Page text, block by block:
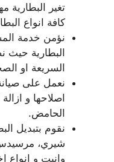
تغير البطارية
كافة انواع
نؤمن خدمة
البطارية
السريعة او
نعمل على صيانة
اصلاحها و
الحامض.
نقوم بتبديل
شيري،
وانيت و انواع